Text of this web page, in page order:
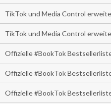
TikTok und Media Control
TikTok und Media Control
Offizielle #BookTok
Offizielle #BookTok
Offizielle #BookTok